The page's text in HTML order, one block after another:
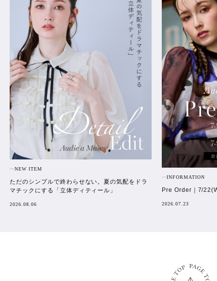
NEW ITEM
ただのシンプルで終わらせない。夏の気配をドラ
マチックにする「立体ディティール」
2026.08.06
INFORMATION
Pre Order｜7/
2026.07.23